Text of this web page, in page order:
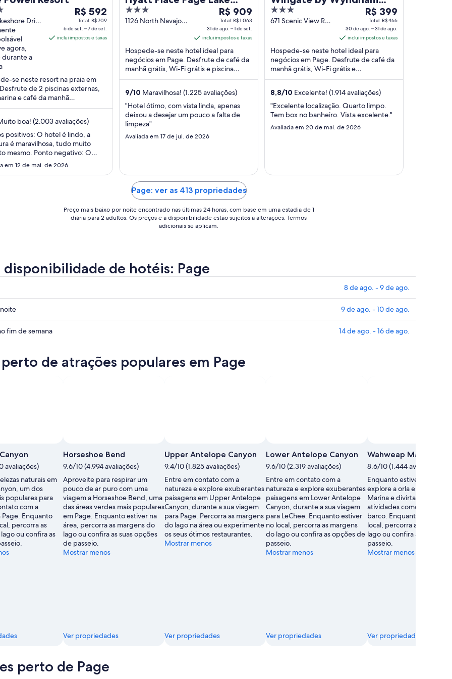
Drive
agora,
durante a
O
preço
é
de
diária
para
estadia
de
6
de
set.
R$ 592
Total: R$ 709
6 de set. – 7 de set.
inclui impostos e taxas
se neste resort na praia em
de 2 piscinas externas,
e café da manhã
Nossos hóspedes elogiam a
boa! (2.003 avaliações)
positivos: O hotel é lindo, a
é maravilhosa, tudo muito
mesmo. Ponto negativo: O
é caro demais. Um jantar
em 12 de mai. de 2026
Powell
3
out
1126 North Navajo
O
preço
é
de
R$ 909
por
diária
uma
estadia
de
de
set..
R$ 909
Total: R$ 1.063
31 de ago. – 1 de set.
inclui impostos e taxas
Hospede-se neste hotel ideal para
negócios em Page. Desfrute de café da
manhã grátis, Wi-Fi grátis e piscina
externa. Nossos hóspedes elogiam o
9/10 Maravilhosa! (1.225 avaliações)
"Hotel ótimo, com vista linda, apenas
deixou a desejar um pouco a falta de
limpeza"
Avaliada em 17 de jul. de 2026
Page Lake Powell
3
out
671 Scenic View Rd
O
preço
é
de
R$ 399
por
uma
estadia
de
R$ 399
Total: R$ 466
30 de ago. – 31 de ago.
inclui impostos e taxas
Hospede-se neste hotel ideal para
negócios em Page. Desfrute de café da
manhã grátis, Wi-Fi grátis e
estacionamento grátis. Nossos
8,8/10 Excelente! (1.914 avaliações)
"Excelente localização. Quarto limpo.
Tem box no banheiro. Vista excelente."
Avaliada em 20 de mai. de 2026
Page: ver as 413 propriedades
Preço mais baixo por noite encontrado nas últimas 24 horas, com base em uma estadia de 1
diária para 2 adultos. Os preços e a disponibilidade estão sujeitos a alterações. Termos
adicionais se aplicam.
disponibilidade de hotéis: Page
8 de ago. - 9 de ago.
9 de ago. - 10 de ago.
fim de semana 14 de ago. - 16 de ago.
de atrações populares em Page
avaliações)
naturais em
um dos
populares para
com a
Page. Enquanto
percorra as
ou confira as
Horseshoe Bend
9.6/10 (4.994 avaliações)
Aproveite para respirar um
pouco de ar puro com uma
viagem a Horseshoe Bend, uma
das áreas verdes mais populares
em Page. Enquanto estiver na
área, percorra as margens do
lago ou confira as suas opções
de passeio.
Mostrar menos
Ver propriedades
Upper Antelope Canyon
9.4/10 (1.825 avaliações)
Entre em contato com a
natureza e explore exuberantes
paisagens em Upper Antelope
Canyon, durante a sua viagem
para Page. Percorra as margens
do lago na área ou experimente
os seus ótimos restaurantes.
Mostrar menos
Ver propriedades
Lower Antelope Canyon
9.6/10 (2.319 avaliações)
Entre em contato com a
natureza e explore exuberantes
paisagens em Lower Antelope
Canyon, durante a sua viagem
para LeChee. Enquanto estiver
no local, percorra as margens
do lago ou confira as opções de
passeio.
Mostrar menos
Ver propriedades
Wahweap Marina
8.6/10 (1.444 avaliações)
Enquanto estiver em
explore a orla em
Marina e divirta-se com
atividades como passeios
barco. Enquanto estiver no
local, percorra as margens
lago ou confira as opções
passeio.
Mostrar menos
Ver propriedades
perto de Page